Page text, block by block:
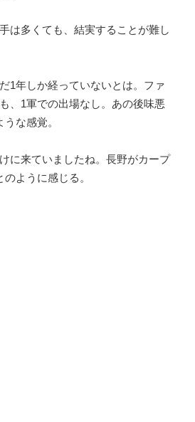
は多くても、結実することが難し
1年しか経っていないとは。ファ
、1軍での出場なし。あの後味悪
な感覚。
に来ていましたね。長野がカープ
ように感じる。